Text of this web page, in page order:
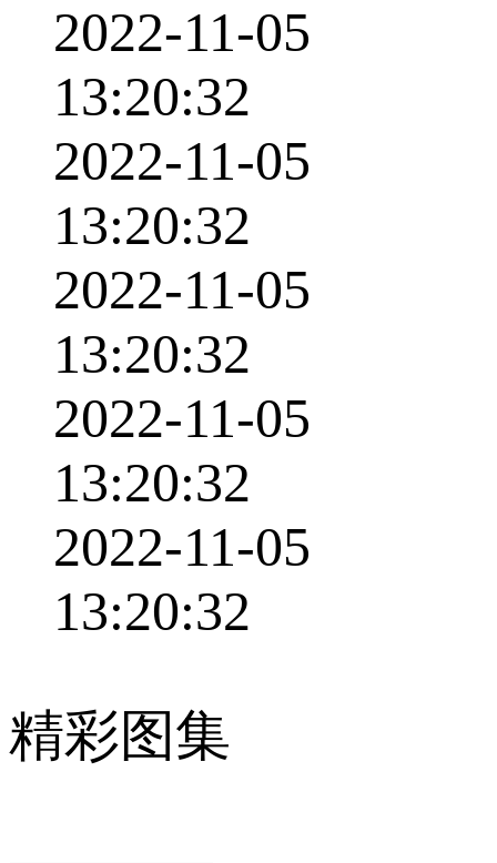
2022-11-05
13:20:32
2022-11-05
13:20:32
2022-11-05
13:20:32
2022-11-05
13:20:32
2022-11-05
13:20:32
精彩图集